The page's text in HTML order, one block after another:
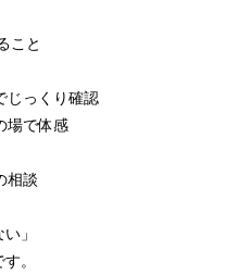
こと
じっくり確認
場で体感
相談
」
。